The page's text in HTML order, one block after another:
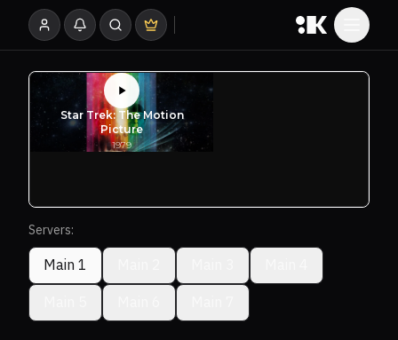
Servers:
Main 1